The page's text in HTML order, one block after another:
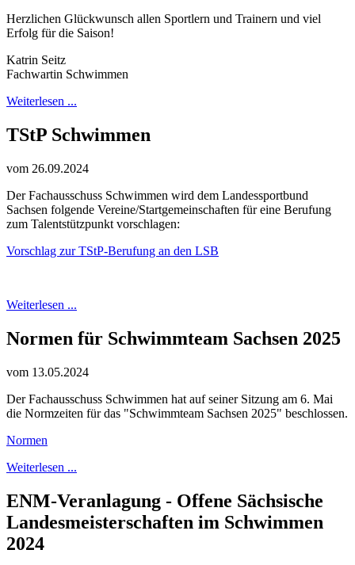
Herzlichen Glückwunsch allen Sportlern und Trainern und viel
Erfolg für die Saison!
Katrin Seitz
Fachwartin Schwimmen
Weiterlesen ...
TStP Schwimmen
vom 26.09.2024
Der Fachausschuss Schwimmen wird dem Landessportbund
Sachsen folgende Vereine/Startgemeinschaften für eine Berufung
zum Talentstützpunkt vorschlagen:
Vorschlag zur TStP-Berufung an den LSB
Weiterlesen ...
Normen für Schwimmteam Sachsen 2025
vom 13.05.2024
Der Fachausschuss Schwimmen hat auf seiner Sitzung am 6. Mai
die Normzeiten für das "Schwimmteam Sachsen 2025" beschlossen.
Normen
Weiterlesen ...
ENM-Veranlagung - Offene Sächsische
Landesmeisterschaften im Schwimmen
2024